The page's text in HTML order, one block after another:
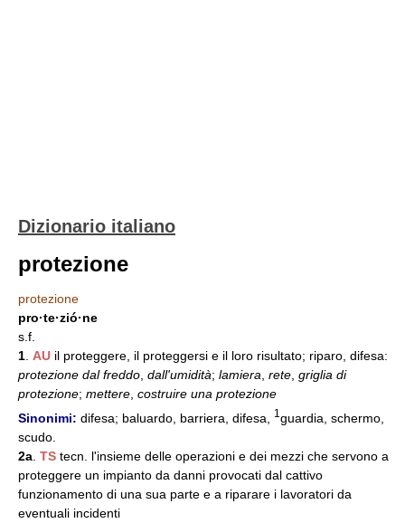
Dizionario italiano
protezione
protezione
pro·te·zió·ne
s.f.
1 AU il proteggere, il proteggersi e il loro risultato; riparo, difesa:
protezione dal freddo dall'umidità; lamiera rete griglia di
protezione; mettere costruire una protezione
Sinonimi: difesa; baluardo, barriera, difesa, 1 guardia, schermo,
scudo.
2a TS tecn. l'insieme delle operazioni e dei mezzi che servono a
proteggere un impianto da danni provocati dal cattivo
funzionamento di una sua parte e a riparare i lavoratori da
eventuali incidenti